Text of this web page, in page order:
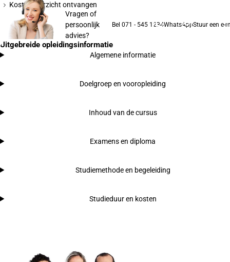
Kostenoverzicht ontvangen
Vragen of
persoonlijk
advies?
Bel 071 - 545 1234WhatsAppStuur een e-
Uitgebreide opleidingsinformatie
Algemene informatie
Doelgroep en vooropleiding
Inhoud van de cursus
Examens en diploma
Studiemethode en begeleiding
Studieduur en kosten